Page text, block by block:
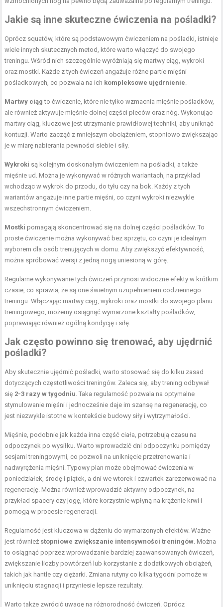
Jakie są inne skuteczne ćwiczenia na pośladki?
Oprócz squatów, które są podstawowym ćwiczeniem na pośladki, istnieje
wiele innych skutecznych metod, które warto włączyć do swojego
treningu. Wśród nich szczególnie wyróżniają się martwy ciąg, wykroki
oraz mostki. Każde z tych ćwiczeń angażuje różne partie mięśni
pośladkowych, co pozwala na ich kompleksowe ujędrnienie.
Martwy ciąg to ćwiczenie, które nie tylko wzmacnia mięśnie pośladków,
ale również aktywuje mięśnie dolnej części pleców oraz nóg. Wykonując
martwy ciąg, kluczowe jest utrzymanie prawidłowej techniki, aby uniknąć
kontuzji. Warto zacząć z mniejszym obciążeniem, stopniowo zwiększając
je w miarę nabierania pewności siebie i siły.
Wykroki są kolejnym doskonałym ćwiczeniem na pośladki, a także
mięśnie ud. Można je wykonywać w różnych wariantach, na przykład
wchodząc w wykrok do przodu, do tyłu czy na bok. Każdy z tych
wariantów angażuje inne partie mięśni, co czyni wykroki niezwykle
wszechstronnym ćwiczeniem.
Mostki pomagają skoncentrować się na dolnej części pośladków. To
proste ćwiczenie można wykonywać bez sprzętu, co czyni je idealnym
wyborem dla osób trenujących w domu. Aby zwiększyć efektywność,
można spróbować wersji z jedną nogą uniesioną w górę.
Regularne wykonywanie tych ćwiczeń przynosi widoczne efekty w krótkim
czasie, co sprawia, że są one świetnym uzupełnieniem codziennego
treningu. Włączając martwy ciąg, wykroki oraz mostki do swojego planu
treningowego, możemy osiągnąć wymarzone kształty pośladków,
poprawiając również ogólną kondycję i siłę.
Jak często powinno się trenować, aby ujędrnić
pośladki?
Aby skutecznie ujędrnić pośladki, warto stosować się do kilku zasad
dotyczących częstotliwości treningów. Zaleca się, aby trening odbywał
się 2-3 razy w tygodniu. Taka regularność pozwala na optymalne
stymulowanie mięśni i jednocześnie daje im szansę na regenerację, co
jest niezwykle istotne w kontekście budowy siły i wytrzymałości.
Mięśnie, podobnie jak każda inna część ciała, potrzebują czasu na
odpoczynek po wysiłku. Warto wprowadzić dni odpoczynku pomiędzy
sesjami treningowymi, co pozwoli na uniknięcie przetrenowania i
nadwyrężenia mięśni. Typowy plan może obejmować ćwiczenia w
poniedziałek, środę i piątek, a dni we wtorek i czwartek zarezerwować na
regenerację. Można również wprowadzić aktywny odpoczynek, na
przykład spacery czy jogę, które korzystnie wpłyną na krążenie krwi i
pomogą w procesie regeneracji.
Regularność jest kluczowa w dążeniu do wymarzonych efektów. Ważne
jest również stopniowe zwiększanie intensywności treningów. Można
to osiągnąć poprzez wprowadzanie bardziej zaawansowanych ćwiczeń,
zwiększanie liczby powtórzeń lub korzystanie z dodatkowych obciążeń,
takich jak hantle czy ciężarki. Zmiana rutyny co kilka tygodni pomoże w
uniknięciu stagnacji i przyniesie lepsze rezultaty.
Warto także zwrócić uwagę na różnorodność ćwiczeń. Oprócz